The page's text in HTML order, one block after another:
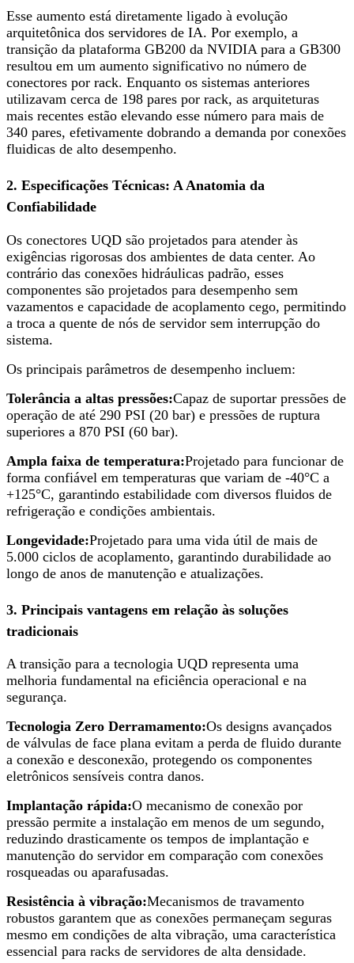
Esse aumento está diretamente ligado à evolução
arquitetônica dos servidores de IA. Por exemplo, a
transição da plataforma GB200 da NVIDIA para a GB300
resultou em um aumento significativo no número de
conectores por rack. Enquanto os sistemas anteriores
utilizavam cerca de 198 pares por rack, as arquiteturas
mais recentes estão elevando esse número para mais de
340 pares, efetivamente dobrando a demanda por conexões
fluidicas de alto desempenho.
2. Especificações Técnicas: A Anatomia da
Confiabilidade
Os conectores UQD são projetados para atender às
exigências rigorosas dos ambientes de data center. Ao
contrário das conexões hidráulicas padrão, esses
componentes são projetados para desempenho sem
vazamentos e capacidade de acoplamento cego, permitindo
a troca a quente de nós de servidor sem interrupção do
sistema.
Os principais parâmetros de desempenho incluem:
Tolerância a altas pressões:Capaz de suportar pressões de
operação de até 290 PSI (20 bar) e pressões de ruptura
superiores a 870 PSI (60 bar).
Ampla faixa de temperatura:Projetado para funcionar de
forma confiável em temperaturas que variam de -40°C a
+125°C, garantindo estabilidade com diversos fluidos de
refrigeração e condições ambientais.
Longevidade:Projetado para uma vida útil de mais de
5.000 ciclos de acoplamento, garantindo durabilidade ao
longo de anos de manutenção e atualizações.
3. Principais vantagens em relação às soluções
tradicionais
A transição para a tecnologia UQD representa uma
melhoria fundamental na eficiência operacional e na
segurança.
Tecnologia Zero Derramamento:Os designs avançados
de válvulas de face plana evitam a perda de fluido durante
a conexão e desconexão, protegendo os componentes
eletrônicos sensíveis contra danos.
Implantação rápida:O mecanismo de conexão por
pressão permite a instalação em menos de um segundo,
reduzindo drasticamente os tempos de implantação e
manutenção do servidor em comparação com conexões
rosqueadas ou aparafusadas.
Resistência à vibração:Mecanismos de travamento
robustos garantem que as conexões permaneçam seguras
mesmo em condições de alta vibração, uma característica
essencial para racks de servidores de alta densidade.